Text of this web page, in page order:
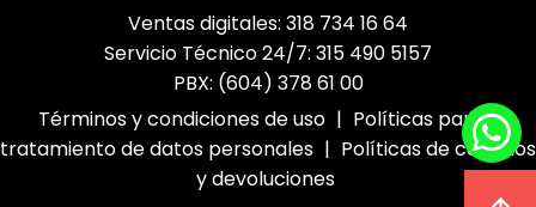
Ventas digitales: 318 734 16 64
Servicio Técnico 24/7: 315 490 5157
PBX: (604) 378 61 00
Términos y condiciones de uso | Políticas para el
tratamiento de datos personales | Políticas de cambios
y devoluciones